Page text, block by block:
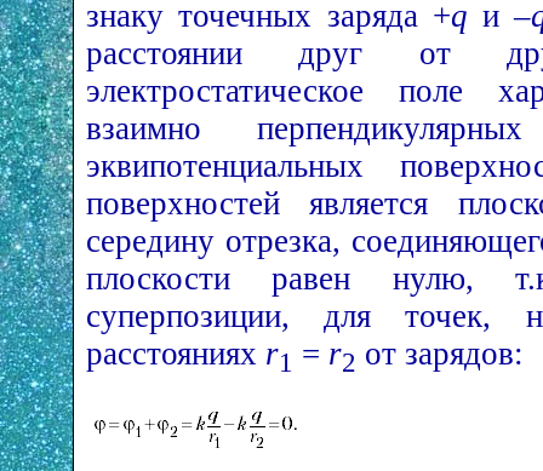
знаку точечных заряда +q и –
расстоянии друг от
электростатическое поле
взаимно
эквипотенциальных
поверхностей является
середину отрезка,
плоскости равен нулю,
суперпозиции, для точек,
расстояниях r1 = r2 от зарядов: